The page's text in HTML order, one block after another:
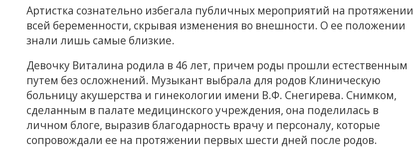
Артистка сознательно избегала публичных мероприятий на протяжении
всей беременности, скрывая изменения во внешности. О ее положении
знали лишь самые близкие.
Девочку Виталина родила в 46 лет, причем роды прошли естественным
путем без осложнений. Музыкант выбрала для родов Клиническую
больницу акушерства и гинекологии имени В.Ф. Снегирева. Снимком,
сделанным в палате медицинского учреждения, она поделилась в
личном блоге, выразив благодарность врачу и персоналу, которые
сопровождали ее на протяжении первых шести дней после родов.